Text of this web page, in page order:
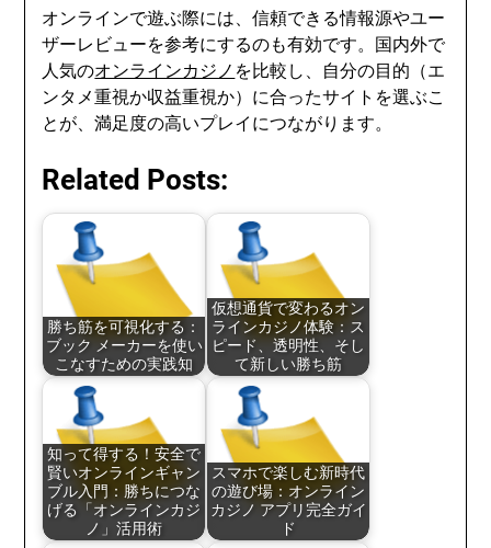
オンラインで遊ぶ際には、信頼できる情報源やユー
ザーレビューを参考にするのも有効です。国内外で
人気のオンラインカジノ を比較し、自分の目的（エ
ンタメ重視か収益重視か）に合ったサイトを選ぶこ
とが、満足度の高いプレイにつながります。
Related Posts:
勝ち筋を可視化する：
ブック メーカーを使い
こなすための実践知
仮想通貨で変わるオン
ラインカジノ体験：ス
ピード、透明性、そし
て新しい勝ち筋
知って得する！安全で
賢いオンラインギャン
ブル入門：勝ちにつな
げる「オンラインカジ
ノ」活用術
スマホで楽しむ新時代
の遊び場：オンライン
カジノ アプリ完全ガイ
ド